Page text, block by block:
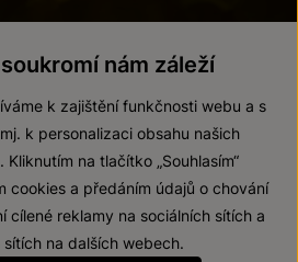
ZNOJMO, a. s.
o přístupnosti
nám záleží
k zajištění funkčnosti webu a s
k personalizaci obsahu našich
na tlačítko „Souhlasím“
cookies a předáním údajů o chování
cílené reklamy na sociálních sítích a
sítích na dalších webech.